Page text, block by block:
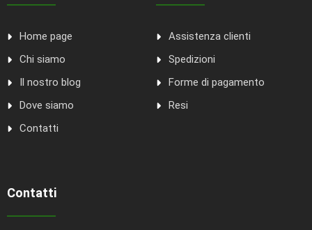
Home page
Chi siamo
Il nostro blog
Dove siamo
Contatti
Assistenza clienti
Spedizioni
Forme di pagamento
Resi
Contatti